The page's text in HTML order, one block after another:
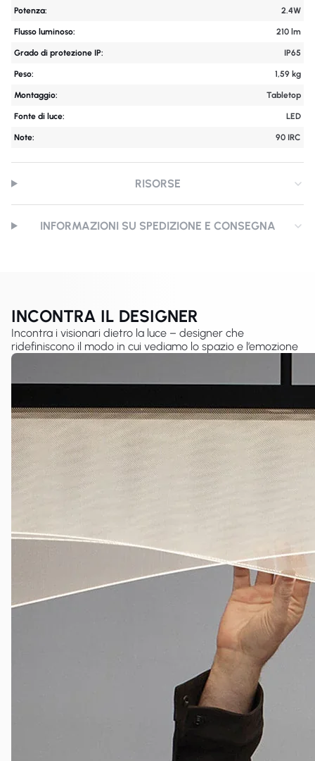
Potenza: 2.4W
Flusso luminoso: 210 lm
Grado di protezione IP: IP65
Peso: 1,59 kg
Montaggio: Tabletop
Fonte di luce: LED
Note: 90 IRC
RISORSE
INFORMAZIONI SU SPEDIZIONE E CONSEGNA
INCONTRA IL DESIGNER
Incontra i visionari dietro la luce – designer che
ridefiniscono il modo in cui vediamo lo spazio e l’emozione